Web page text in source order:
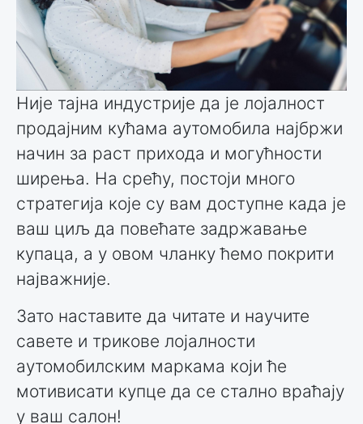
Није тајна индустрије да је лојалност
продајним кућама аутомобила најбржи
начин за раст прихода и могућности
ширења. На срећу, постоји много
стратегија које су вам доступне када је
ваш циљ да повећате задржавање
купаца, а у овом чланку ћемо покрити
најважније.
Зато наставите да читате и научите
савете и трикове лојалности
аутомобилским маркама који ће
мотивисати купце да се стално враћају
у ваш салон!